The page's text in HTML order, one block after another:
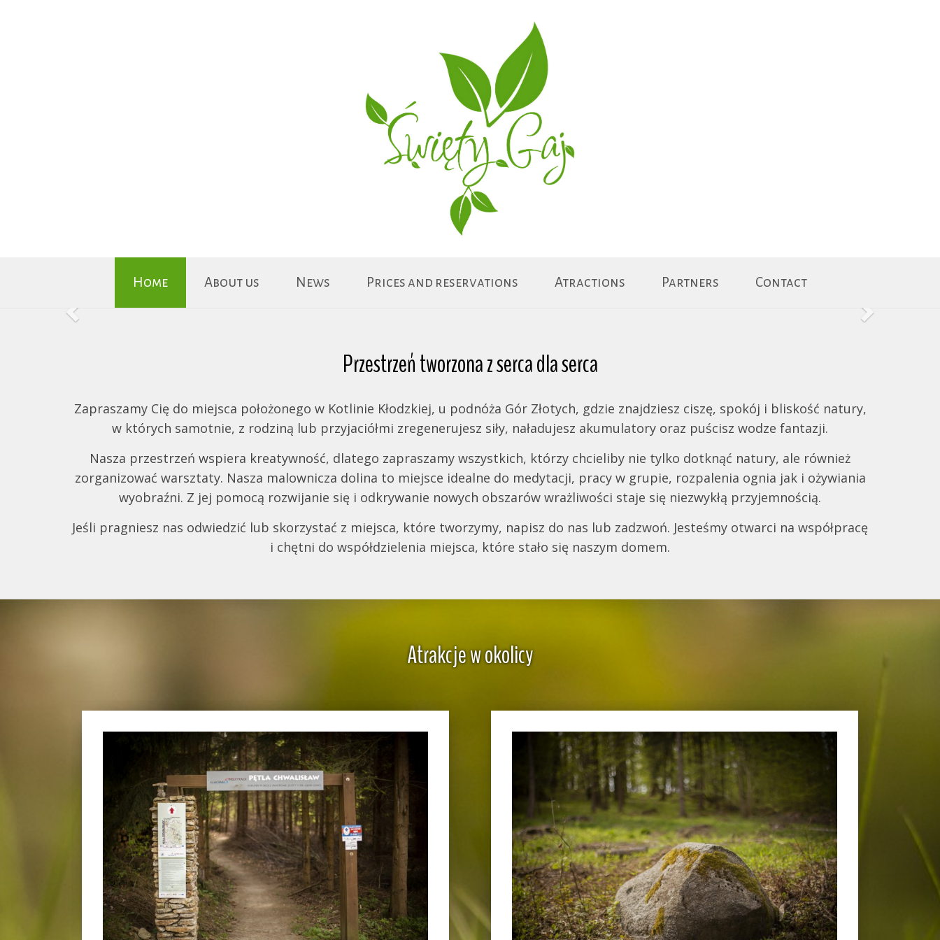
Home About us News Prices and reservations Atractions Partners Contact
Previous Next
Przestrzeń tworzona z serca dla serca
Zapraszamy Cię do miejsca położonego w Kotlinie Kłodzkiej, u podnóża Gór Złotych, gdzie znajdziesz ciszę, spokój i bliskość natury,
w których samotnie, z rodziną lub przyjaciółmi zregenerujesz siły, naładujesz akumulatory oraz puścisz wodze fantazji.
Nasza przestrzeń wspiera kreatywność, dlatego zapraszamy wszystkich, którzy chcieliby nie tylko dotknąć natury, ale również
zorganizować warsztaty. Nasza malownicza dolina to miejsce idealne do medytacji, pracy w grupie, rozpalenia ognia jak i ożywiania
wyobraźni. Z jej pomocą rozwijanie się i odkrywanie nowych obszarów wrażliwości staje się niezwykłą przyjemnością.
Jeśli pragniesz nas odwiedzić lub skorzystać z miejsca, które tworzymy, napisz do nas lub zadzwoń. Jesteśmy otwarci na współpracę
i chętni do współdzielenia miejsca, które stało się naszym domem.
Atrakcje w okolicy